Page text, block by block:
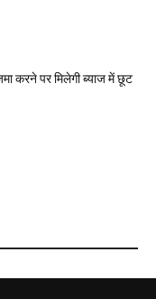
करने पर मिलेगी ब्याज में छूट